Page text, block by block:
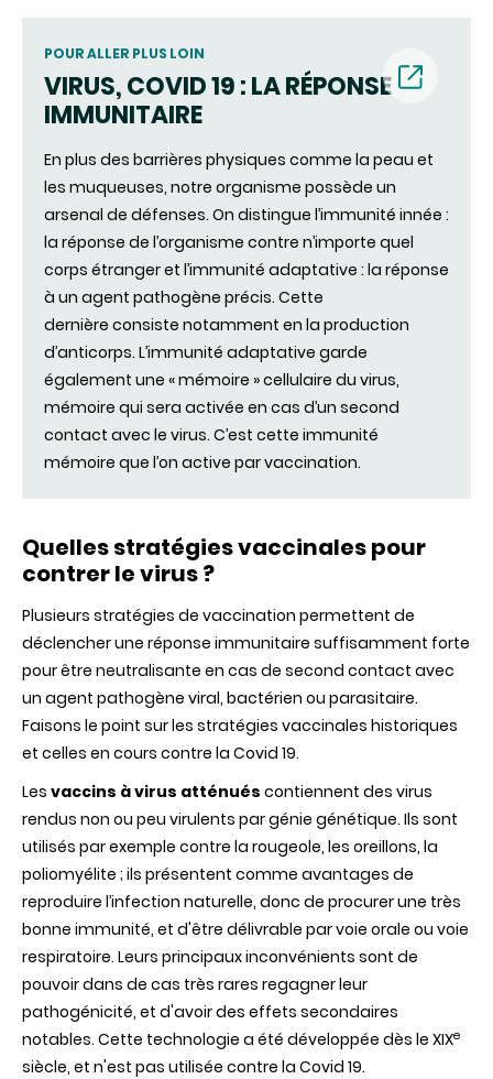
POUR ALLER PLUS LOIN
VIRUS, COVID 19 : LA RÉPONSE
IMMUNITAIRE
FENÊTRE)
En plus des barrières physiques comme la peau et
les muqueuses, notre organisme possède un
arsenal de défenses. On distingue l’immunité innée :
la réponse de l’organisme contre n’importe quel
corps étranger et l’immunité adaptative : la réponse
à un agent pathogène précis. Cette
dernière consiste notamment en la production
d’anticorps. L’immunité adaptative garde
également une « mémoire » cellulaire du virus,
mémoire qui sera activée en cas d’un second
contact avec le virus. C’est cette immunité
mémoire que l’on active par vaccination.
Quelles stratégies vaccinales pour
contrer le virus ?
Plusieurs stratégies de vaccination permettent de
déclencher une réponse immunitaire suffisamment forte
pour être neutralisante en cas de second contact avec
un agent pathogène viral, bactérien ou parasitaire.
Faisons le point sur les stratégies vaccinales historiques
et celles en cours contre la Covid 19.
Les vaccins à virus atténués contiennent des virus
rendus non ou peu virulents par génie génétique. Ils sont
utilisés par exemple contre la rougeole, les oreillons, la
poliomyélite ; ils présentent comme avantages de
reproduire l’infection naturelle, donc de procurer une très
bonne immunité, et d'être délivrable par voie orale ou voie
respiratoire. Leurs principaux inconvénients sont de
pouvoir dans de cas très rares regagner leur
pathogénicité, et d'avoir des effets secondaires
notables. Cette technologie a été développée dès le XIXe
siècle, et n'est pas utilisée contre la Covid 19.